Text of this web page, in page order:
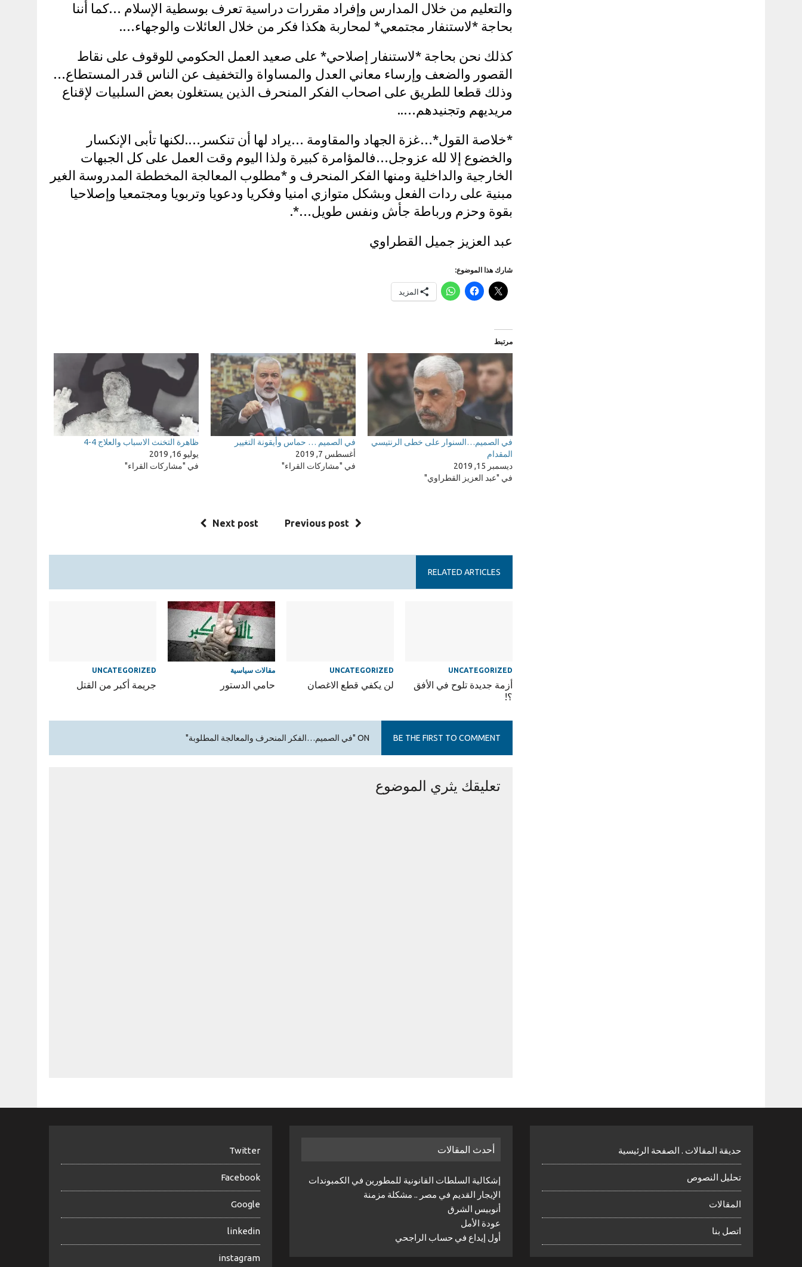
والتعليم من خلال المدارس وإفراد مقررات دراسية تعرف بوسطية الإسلام …كما أننا
بحاجة *لاستنفار مجتمعي* لمحاربة هكذا فكر من خلال العائلات والوجهاء….
كذلك نحن بحاجة *لاستنفار إصلاحي* على صعيد العمل الحكومي للوقوف على نقاط
القصور والضعف وإرساء معاني العدل والمساواة والتخفيف عن الناس قدر المستطاع…
وذلك قطعا للطريق على اصحاب الفكر المنحرف الذين يستغلون بعض السلبيات لإقناع
مريديهم وتجنيدهم…..
*خلاصة القول*…غزة الجهاد والمقاومة …يراد لها أن تنكسر….لكنها تأبى الإنكسار
والخضوع إلا لله عزوجل…فالمؤامرة كبيرة ولذا اليوم وقت العمل على كل الجبهات
الخارجية والداخلية ومنها الفكر المنحرف و *مطلوب المعالجة المخططة المدروسة الغير
مبنية على ردات الفعل وبشكل متوازي امنيا وفكريا ودعويا وتربويا ومجتمعيا وإصلاحيا
بقوة وحزم ورباطة جأش ونفس طويل…*.
عبد العزيز جميل القطراوي
شارك هذا الموضوع:
المزيد
مرتبط
في الصميم…السنوار على خطى الرنتيسي
المقدام
ديسمبر 15, 2019
في "عبد العزيز القطراوي"
في الصميم … حماس وأيقونة التغيير
أغسطس 7, 2019
في "مشاركات القراء"
ظاهرة التخنث الاسباب والعلاج 4-4
يوليو 16, 2019
في "مشاركات القراء"
Previous post
Next post
RELATED ARTICLES
UNCATEGORIZED
أزمة جديدة تلوح في الأفق
؟!
UNCATEGORIZED
لن يكفي قطع الاغصان
مقالات سياسية
حامي الدستور
UNCATEGORIZED
جريمة أكبر من القتل
BE THE FIRST TO COMMENT ON "في الصميم…الفكر المنحرف والمعالجة المطلوبة"
تعليقك يثري الموضوع
حديقة المقالات . الصفحة الرئيسية
تحليل النصوص
المقالات
اتصل بنا
أحدث المقالات
إشكالية السلطات القانونية للمطورين في الكمبوندات
الإيجار القديم في مصر .. مشكلة مزمنة
أنوبيس الشرق
عودة الأمل
أول إيداع في حساب الراجحي
Twitter
Facebook
Google
linkedin
instagram